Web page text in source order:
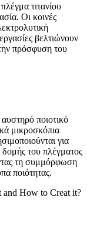
τιτανίου
Οι κοινές
βελτιώνουν
πρόσφυση του
ποιοτικό
μικροσκόπια
για
δομής του πλέγματος
τη συμμόρφωση
ποιότητας.